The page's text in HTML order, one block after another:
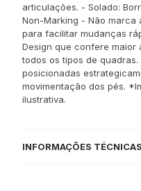
articulações. - Solado:
Non-Marking - Não marca
para facilitar mudanças
Design que confere maior
todos os tipos de
posicionadas
movimentação dos pés.
ilustrativa.
INFORMAÇÕES TÉCNICAS